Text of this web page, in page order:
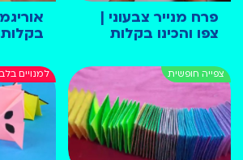
פרח מנייר צבעוני |
צפו והכינו בקלות